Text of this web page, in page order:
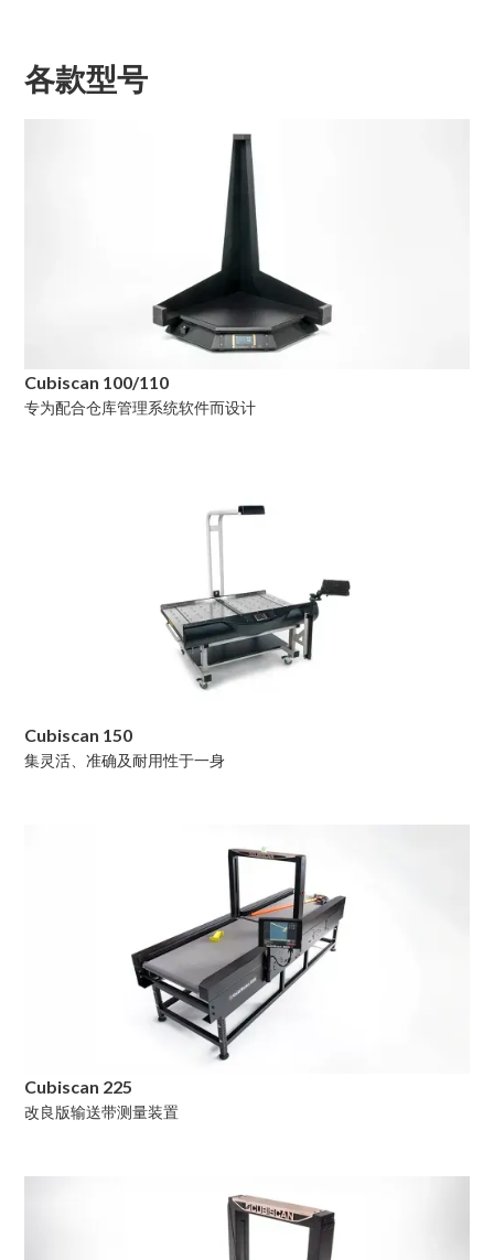
各款型号
Cubiscan 100/110
专为配合仓库管理系统软件而设计
Cubiscan 150
集灵活、准确及耐用性于一身
Cubiscan 225
改良版输送带测量装置